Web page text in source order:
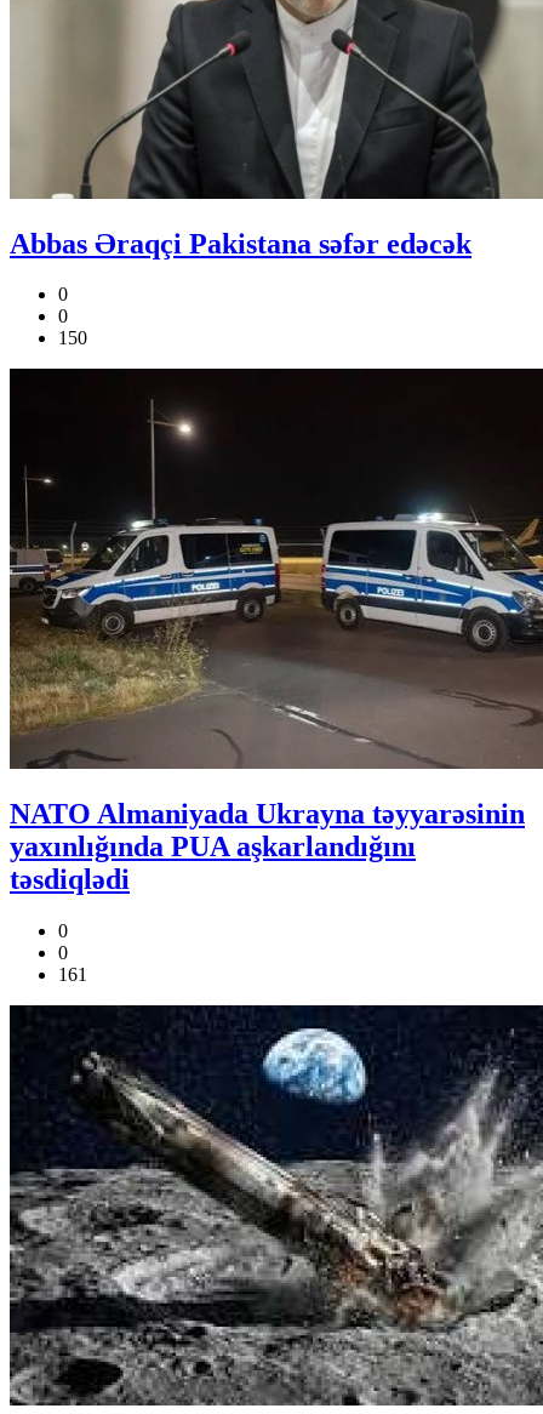
Abbas Əraqçi Pakistana səfər edəcək
0
0
150
NATO Almaniyada Ukrayna təyyarəsinin
yaxınlığında PUA aşkarlandığını
təsdiqlədi
0
0
161